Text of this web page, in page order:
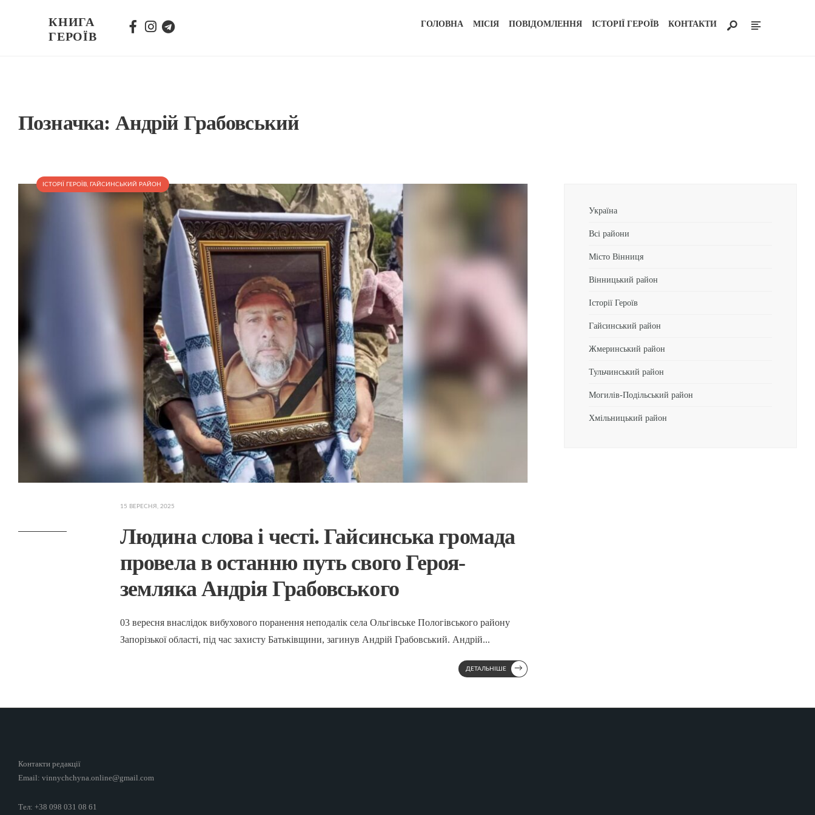
КНИГА
ГЕРОЇВ
ГОЛОВНА МІСІЯ ПОВІДОМЛЕННЯ ІСТОРІЇ ГЕРОЇВ КОНТАКТИ
Позначка: Андрій Грабовський
ІСТОРІЇ ГЕРОЇВ, ГАЙСИНСЬКИЙ РАЙОН
15 ВЕРЕСНЯ, 2025
Людина слова і честі. Гайсинська громада
провела в останню путь свого Героя-
земляка Андрія Грабовського
03 вересня внаслідок вибухового поранення неподалік села Ольгівське Пологівського району
Запорізької області, під час захисту Батьківщини, загинув Андрій Грабовський. Андрій...
ДЕТАЛЬНІШЕ →
Україна
Всі райони
Місто Вінниця
Вінницький район
Історії Героїв
Гайсинський район
Жмеринський район
Тульчинський район
Могилів-Подільський район
Хмільницький район
Контакти редакції
Email: vinnychchyna.online@gmail.com
Тел: +38 098 031 08 61